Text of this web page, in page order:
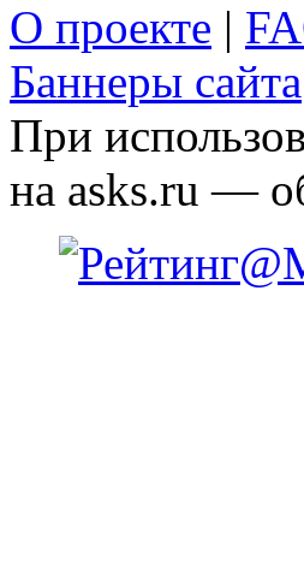
О проекте |
Баннеры сайта
При
на asks.ru —